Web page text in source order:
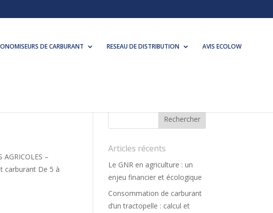
DE CARBURANT RESEAU DE DISTRIBUTION AVIS ECOLOW
–
carburant De 5 à
Articles récents
Le GNR en agriculture : un
enjeu financier et écologique
Consommation de carburant
d’un tractopelle : calcul et